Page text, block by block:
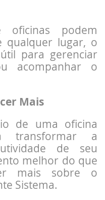
oficinas podem
qualquer lugar, o
para gerenciar
acompanhar o
Mais
de uma oficina
transformar a
de seu
melhor do que
mais sobre o
Sistema.